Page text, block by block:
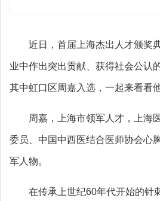
近日，首届上海杰出人才颁奖
业中作出突出贡献、获得社会公认
其中虹口区周嘉入选，一起来看看
周嘉，上海市领军人才，上海
委员、中国中西医结合医师协会心
军人物。
在传承上世纪60年代开始的针